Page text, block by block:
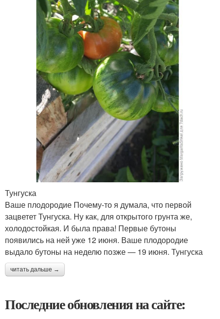
Тунгуска
Ваше плодородие Почему-то я думала, что первой
зацветет Тунгуска. Ну как, для открытого грунта же,
холодостойкая. И была права! Первые бутоны
появились на ней уже 12 июня. Ваше плодородие
выдало бутоны на неделю позже — 19 июня. Тунгуска
читать дальше →
Последние обновления на сайте: